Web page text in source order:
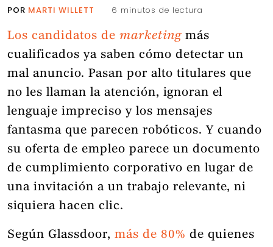
POR MARTI WILLETT 6 minutos de lectura
Los candidatos de marketing más
cualificados ya saben cómo detectar un
mal anuncio. Pasan por alto titulares que
no les llaman la atención, ignoran el
lenguaje impreciso y los mensajes
fantasma que parecen robóticos. Y cuando
su oferta de empleo parece un documento
de cumplimiento corporativo en lugar de
una invitación a un trabajo relevante, ni
siquiera hacen clic.
Según Glassdoor, más de 80% de quienes